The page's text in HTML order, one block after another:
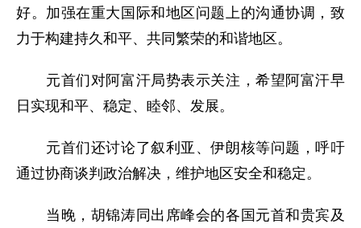
好。加强在重大国际和地区问题上的沟通协调，致
力于构建持久和平、共同繁荣的和谐地区。
元首们对阿富汗局势表示关注，希望阿富汗早
日实现和平、稳定、睦邻、发展。
元首们还讨论了叙利亚、伊朗核等问题，呼吁
通过协商谈判政治解决，维护地区安全和稳定。
当晚，胡锦涛同出席峰会的各国元首和贵宾及